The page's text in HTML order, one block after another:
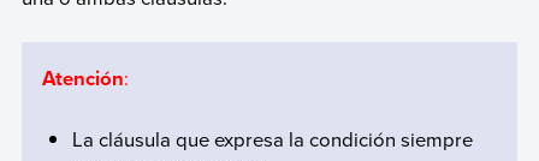
Atención:
La cláusula que expresa la condición siempre